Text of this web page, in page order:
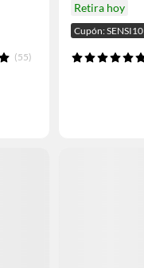
(55)
Retira hoy
Cupón: SENSI10